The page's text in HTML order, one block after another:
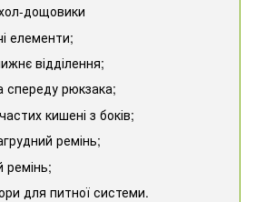
дощовики
елементи;
відділення;
спереду рюкзака;
кишені з боків;
ремінь;
ремінь;
для питної системи.